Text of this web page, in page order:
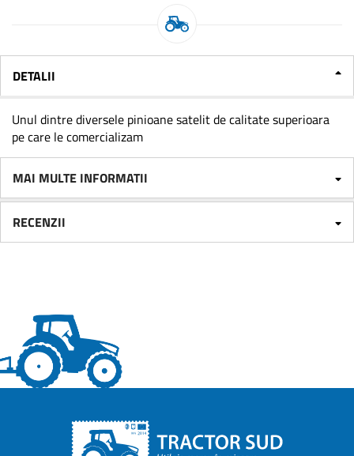
DETALII
Unul dintre diversele pinioane satelit de calitate superioara
pe care le comercializam
MAI MULTE INFORMATII
RECENZII